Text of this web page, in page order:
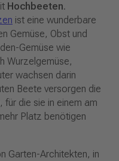
Hochbeeten.
ist eine wunderbare
Gemüse, Obst und
Gemüse wie
Wurzelgemüse,
wachsen darin
Beete versorgen die
für die sie in einem am
Platz benötigen
Garten-Architekten, in